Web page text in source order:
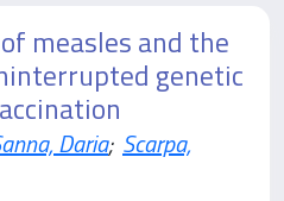
measles and the
genetic
Daria; Scarpa,